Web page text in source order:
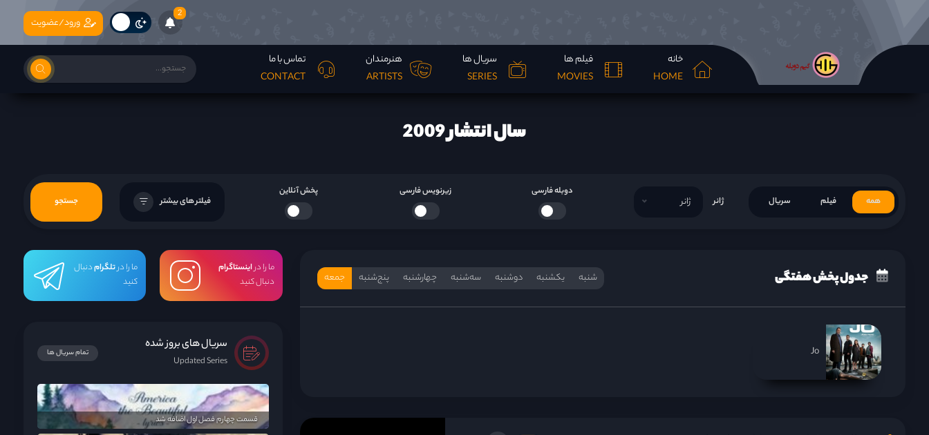
2
خانه
HOME
فیلم ها
MOVIES
سریال ها
SERIES
هنرمندان
ARTISTS
تماس با ما
CONTACT
ورود/عضویت
سال انتشار 2009
همه فیلم سریال ژانر ژانر
دوبله فارسی زیرنویس فارسی پخش آنلاین
فیلتر های بیشتر جستجو
جدول پخش هفتگی شنبه یکشنبه دوشنبه سه‌‌شنبه چهارشنبه پنج‌شنبه جمعه
Jo
ما را دراینستاگرام
دنبال کنید
ما را درتلگرامدنبال
کنید
سریال های بروز شده
Updated Series
تمام سریال ها
قسمت چهارم فصل اول اضافه شد